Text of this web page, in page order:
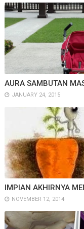
AURA SAMBUTAN
JANUARY 24, 2015
IMPIAN AKHIRNYA
NOVEMBER 12, 2014